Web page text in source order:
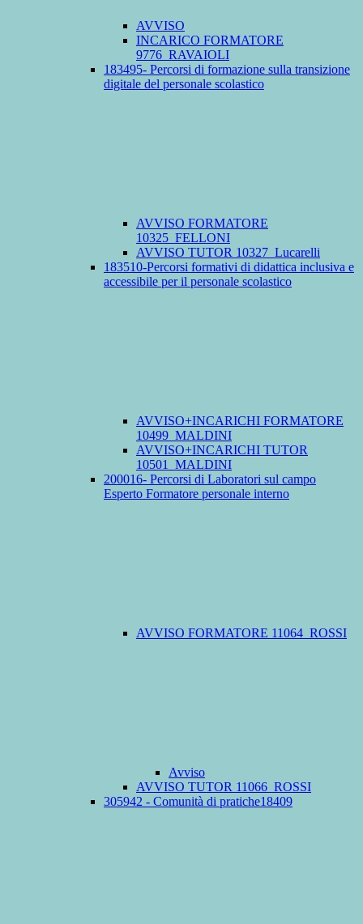
AVVISO
INCARICO FORMATORE
9776_RAVAIOLI
183495- Percorsi di formazione sulla transizione
digitale del personale scolastico
AVVISO FORMATORE
10325_FELLONI
AVVISO TUTOR 10327_Lucarelli
183510-Percorsi formativi di didattica inclusiva e
accessibile per il personale scolastico
AVVISO+INCARICHI FORMATORE
10499_MALDINI
AVVISO+INCARICHI TUTOR
10501_MALDINI
200016- Percorsi di Laboratori sul campo
Esperto Formatore personale interno
AVVISO FORMATORE 11064_ROSSI
Avviso
AVVISO TUTOR 11066_ROSSI
305942 - Comunità di pratiche18409